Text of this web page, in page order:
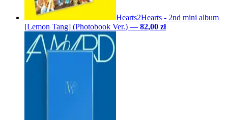
Hearts2Hearts - 2nd mini album
[Lemon Tang] (Photobook Ver.) — 82,00 zł